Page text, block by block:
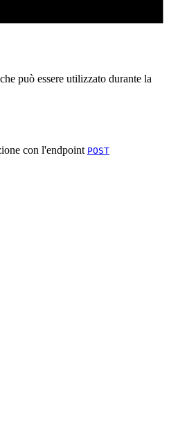
può essere utilizzato durante la
con l'endpoint POST